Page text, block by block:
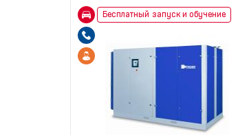
Бесплатный запуск и обучение